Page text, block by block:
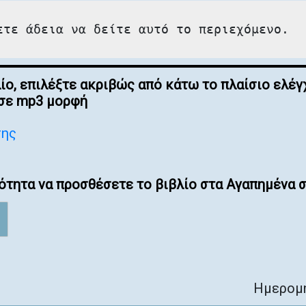
άδεια να δείτε αυτό το περιεχόμενο.
επιλέξτε ακριβώς από κάτω το πλαίσιο
mp3 μορφή
να προσθέσετε το βιβλίο στα Αγαπημένα